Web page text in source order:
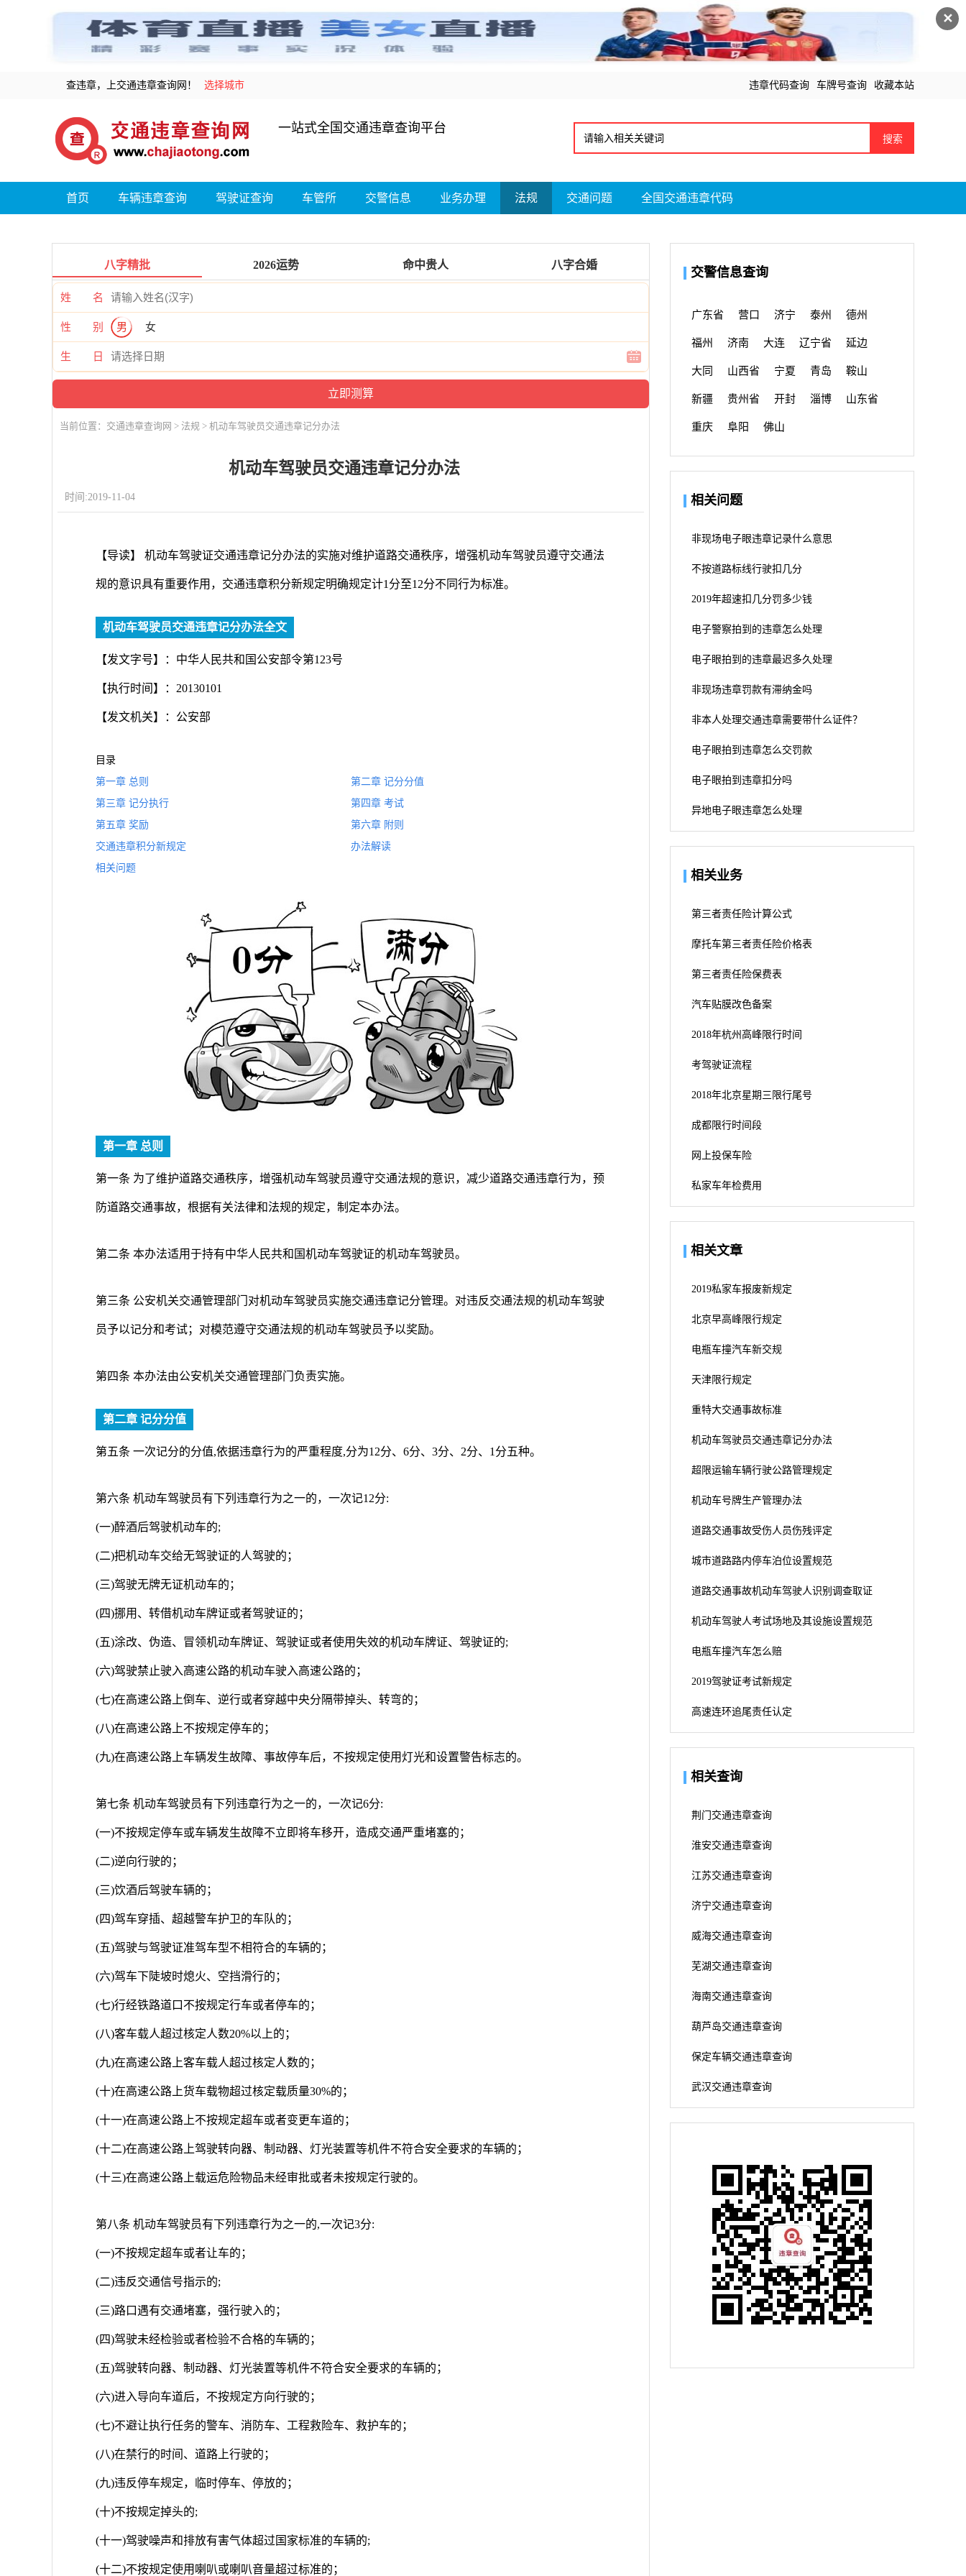
✕
查违章，上交通违章查询网！ 选择城市 违章代码查询 车牌号查询 收藏本站
一站式全国交通违章查询平台
搜索
首页 车辆违章查询 驾驶证查询 车管所 交警信息 业务办理 法规 交通问题 全国交通违章代码
八字精批 2026运势 命中贵人 八字合婚
姓 名
性 别 男 女
生 日
当前位置： 交通违章查询网 > 法规 > 机动车驾驶员交通违章记分办法
机动车驾驶员交通违章记分办法
时间:2019-11-04
【导读】 机动车驾驶证交通违章记分办法的实施对维护道路交通秩序，增强机动车驾驶员遵守交通法
规的意识具有重要作用，交通违章积分新规定明确规定计1分至12分不同行为标准。
机动车驾驶员交通违章记分办法全文
【发文字号】：中华人民共和国公安部令第123号
【执行时间】：20130101
【发文机关】：公安部
目录
第一章 总则
第二章 记分分值
第三章 记分执行
第四章 考试
第五章 奖励
第六章 附则
交通违章积分新规定
办法解读
相关问题
第一章 总则
第一条 为了维护道路交通秩序，增强机动车驾驶员遵守交通法规的意识，减少道路交通违章行为，预
防道路交通事故，根据有关法律和法规的规定，制定本办法。
第二条 本办法适用于持有中华人民共和国机动车驾驶证的机动车驾驶员。
第三条 公安机关交通管理部门对机动车驾驶员实施交通违章记分管理。对违反交通法规的机动车驾驶
员予以记分和考试；对模范遵守交通法规的机动车驾驶员予以奖励。
第四条 本办法由公安机关交通管理部门负责实施。
第二章 记分分值
第五条 一次记分的分值,依据违章行为的严重程度,分为12分、6分、3分、2分、1分五种。
第六条 机动车驾驶员有下列违章行为之一的，一次记12分:
(一)醉酒后驾驶机动车的;
(二)把机动车交给无驾驶证的人驾驶的；
(三)驾驶无牌无证机动车的；
(四)挪用、转借机动车牌证或者驾驶证的；
(五)涂改、伪造、冒领机动车牌证、驾驶证或者使用失效的机动车牌证、驾驶证的;
(六)驾驶禁止驶入高速公路的机动车驶入高速公路的；
(七)在高速公路上倒车、逆行或者穿越中央分隔带掉头、转弯的；
(八)在高速公路上不按规定停车的；
(九)在高速公路上车辆发生故障、事故停车后，不按规定使用灯光和设置警告标志的。
第七条 机动车驾驶员有下列违章行为之一的，一次记6分:
(一)不按规定停车或车辆发生故障不立即将车移开，造成交通严重堵塞的；
(二)逆向行驶的；
(三)饮酒后驾驶车辆的；
(四)驾车穿插、超越警车护卫的车队的；
(五)驾驶与驾驶证准驾车型不相符合的车辆的；
(六)驾车下陡坡时熄火、空挡滑行的；
(七)行经铁路道口不按规定行车或者停车的；
(八)客车载人超过核定人数20%以上的；
(九)在高速公路上客车载人超过核定人数的；
(十)在高速公路上货车载物超过核定载质量30%的；
(十一)在高速公路上不按规定超车或者变更车道的；
(十二)在高速公路上驾驶转向器、制动器、灯光装置等机件不符合安全要求的车辆的；
(十三)在高速公路上载运危险物品未经审批或者未按规定行驶的。
第八条 机动车驾驶员有下列违章行为之一的,一次记3分:
(一)不按规定超车或者让车的；
(二)违反交通信号指示的;
(三)路口遇有交通堵塞，强行驶入的；
(四)驾驶未经检验或者检验不合格的车辆的；
(五)驾驶转向器、制动器、灯光装置等机件不符合安全要求的车辆的；
(六)进入导向车道后，不按规定方向行驶的；
(七)不避让执行任务的警车、消防车、工程救险车、救护车的；
(八)在禁行的时间、道路上行驶的；
(九)违反停车规定，临时停车、停放的；
(十)不按规定掉头的;
(十一)驾驶噪声和排放有害气体超过国家标准的车辆的;
(十二)不按规定使用喇叭或喇叭音量超过标准的；
交警信息查询
广东省 营口 济宁 泰州 德州
福州 济南 大连 辽宁省 延边
大同 山西省 宁夏 青岛 鞍山
新疆 贵州省 开封 淄博 山东省
重庆 阜阳 佛山
相关问题
非现场电子眼违章记录什么意思
不按道路标线行驶扣几分
2019年超速扣几分罚多少钱
电子警察拍到的违章怎么处理
电子眼拍到的违章最迟多久处理
非现场违章罚款有滞纳金吗
非本人处理交通违章需要带什么证件？
电子眼拍到违章怎么交罚款
电子眼拍到违章扣分吗
异地电子眼违章怎么处理
相关业务
第三者责任险计算公式
摩托车第三者责任险价格表
第三者责任险保费表
汽车贴膜改色备案
2018年杭州高峰限行时间
考驾驶证流程
2018年北京星期三限行尾号
成都限行时间段
网上投保车险
私家车年检费用
相关文章
2019私家车报废新规定
北京早高峰限行规定
电瓶车撞汽车新交规
天津限行规定
重特大交通事故标准
机动车驾驶员交通违章记分办法
超限运输车辆行驶公路管理规定
机动车号牌生产管理办法
道路交通事故受伤人员伤残评定
城市道路路内停车泊位设置规范
道路交通事故机动车驾驶人识别调查取证
机动车驾驶人考试场地及其设施设置规范
电瓶车撞汽车怎么赔
2019驾驶证考试新规定
高速连环追尾责任认定
相关查询
荆门交通违章查询
淮安交通违章查询
江苏交通违章查询
济宁交通违章查询
威海交通违章查询
芜湖交通违章查询
海南交通违章查询
葫芦岛交通违章查询
保定车辆交通违章查询
武汉交通违章查询